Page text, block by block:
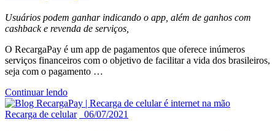
Usuários podem ganharindicando o app, além de ganhos com
cashback e revenda de serviços,
O RecargaPay é um app de pagamentos que oferece inúmeros
serviços financeiros com o objetivo de facilitar a vida dos brasileiros,
seja com o pagamento …
Continuar lendo
Recarga de celular 06/07/2021